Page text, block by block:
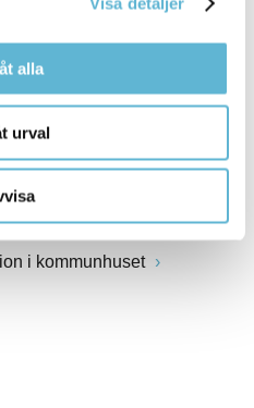
alla
urval
i kommunhuset